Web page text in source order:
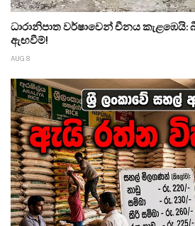
ධාරානිපාත වර්ෂාවෙන් චීනය කැළඹෙයි:
ඇඟවීම්!
AUG 8